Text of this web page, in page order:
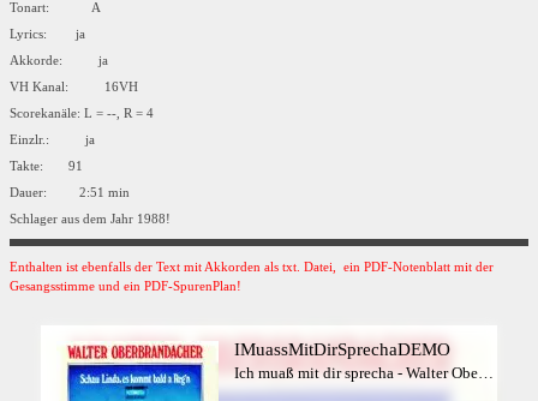
Tonart: A
Lyrics: ja
Akkorde: ja
VH Kanal: 16VH
Scorekanäle: L = --, R = 4
Einzlr.: ja
Takte: 91
Dauer: 2:51 min
Schlager aus dem Jahr 1988!
Enthalten ist ebenfalls der Text mit Akkorden als txt. Datei, ein PDF-Notenblatt mit der
Gesangsstimme und ein PDF-SpurenPlan!
IMuassMitDirSprechaDEMO
Ich muaß mit dir sprecha - Walter Oberbrandacher